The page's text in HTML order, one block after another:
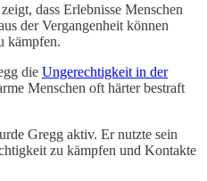
dass Erlebnisse Menschen
der Vergangenheit können
kämpfen.
die Ungerechtigkeit in der
Menschen oft härter bestraft
Gregg aktiv. Er nutzte sein
zu kämpfen und Kontakte